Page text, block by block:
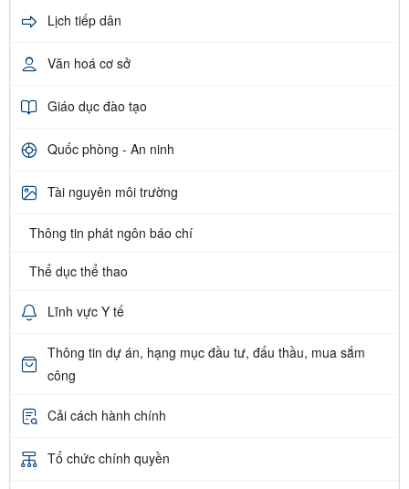
Lịch tiếp dân
Văn hoá cơ sở
Giáo dục đào tạo
Quốc phòng - An ninh
Tài nguyên môi trường
Thông tin phát ngôn báo chí
Thể dục thể thao
Lĩnh vực Y tế
Thông tin dự án, hạng mục đầu tư, đấu thầu, mua sắm
công
Cải cách hành chính
Tổ chức chính quyền